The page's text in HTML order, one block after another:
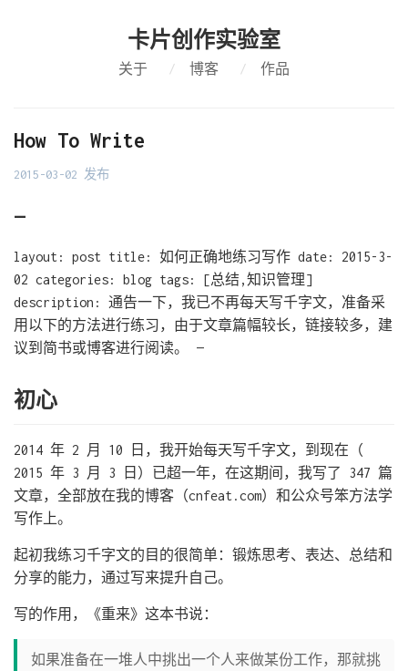
卡片创作实验室
关于 / 博客 / 作品
How To Write
2015-03-02 发布
—
layout: post title: 如何正确地练习写作 date: 2015-3-
02 categories: blog tags: [总结,知识管理]
description: 通告一下，我已不再每天写千字文，准备采
用以下的方法进行练习，由于文章篇幅较长，链接较多，建
议到简书或博客进行阅读。 —
初心
2014 年 2 月 10 日，我开始每天写千字文，到现在（
2015 年 3 月 3 日）已超一年，在这期间，我写了 347 篇
文章，全部放在我的博客（cnfeat.com）和公众号笨方法学
写作上。
起初我练习千字文的目的很简单：锻炼思考、表达、总结和
分享的能力，通过写来提升自己。
写的作用，《重来》这本书说：
如果准备在一堆人中挑出一个人来做某份工作，那就挑